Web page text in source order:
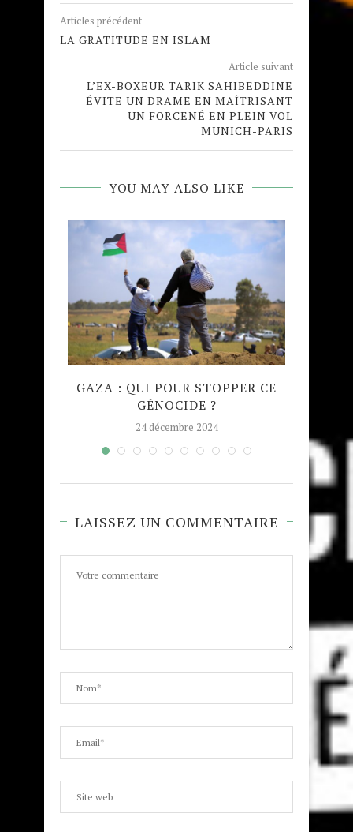
Articles précédent
LA GRATITUDE EN ISLAM
Article suivant
L’EX-BOXEUR TARIK SAHIBEDDINE
ÉVITE UN DRAME EN MAÎTRISANT
UN FORCENÉ EN PLEIN VOL
MUNICH-PARIS
YOU MAY ALSO LIKE
GAZA : QUI POUR STOPPER CE
GÉNOCIDE ?
24 décembre 2024
LAISSEZ UN COMMENTAIRE